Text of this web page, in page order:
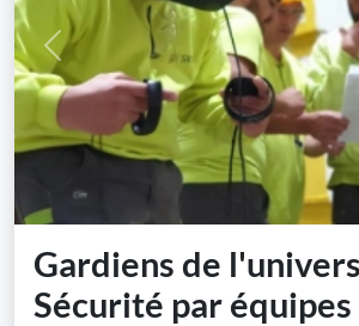
Previous
Gardiens de
Sécurité par équipes